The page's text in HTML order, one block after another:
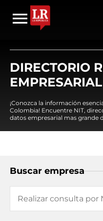
DIRECTORIO
EMPRESARIAL
¡Conozca la información
Colombia! Encuentre NIT,
datos empresarial mas grande
Buscar empresa